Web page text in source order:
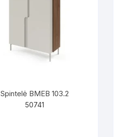
Spintelė BMEB 103.2
50741